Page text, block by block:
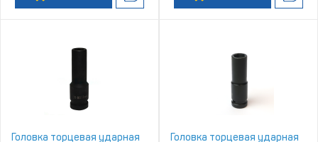
Головка торцевая ударная
Головка торцевая ударная